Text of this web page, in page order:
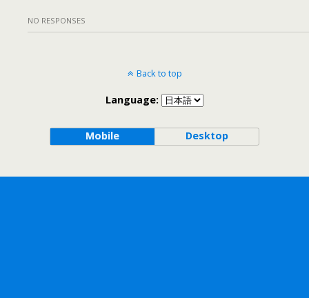
NO RESPONSES
Back to top
Language:
Mobile Desktop